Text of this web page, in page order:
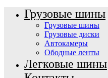
Грузовые шины
Грузовые шины
Грузовые диски
Автокамеры
Ободные ленты
Легковые шины